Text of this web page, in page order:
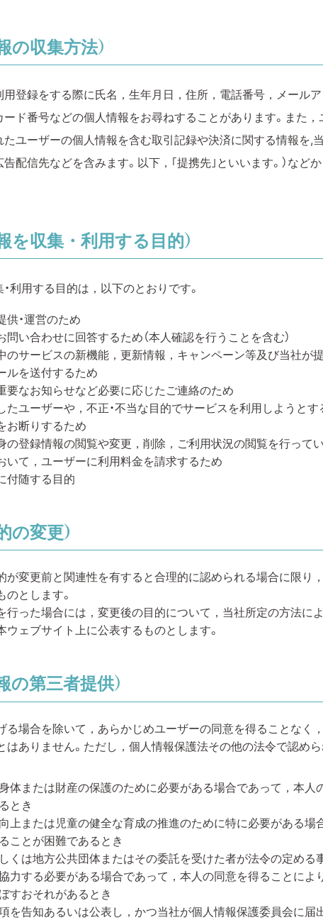
の収集方法）
登録をする際に氏名，生年月日，住所，電話番号，メール
ド番号などの個人情報をお尋ねすることがあります。また
ユーザーの個人情報を含む取引記録や決済に関する情報を,
配信先などを含みます。以下，｢提携先｣といいます。）など
を収集・利用する目的）
利用する目的は，以下のとおりです。
・運営のため
い合わせに回答するため（本人確認を行うことを含む）
のサービスの新機能，更新情報，キャンペーン等及び当社が
ルを送付するため
要なお知らせなど必要に応じたご連絡のため
たユーザーや，不正・不当な目的でサービスを利用しようと
お断りするため
の登録情報の閲覧や変更，削除，ご利用状況の閲覧を行って
いて，ユーザーに利用料金を請求するため
付随する目的
の変更）
が変更前と関連性を有すると合理的に認められる場合に限り
とします。
行った場合には，変更後の目的について，当社所定の方法に
ウェブサイト上に公表するものとします。
の第三者提供）
る場合を除いて，あらかじめユーザーの同意を得ることなく
はありません。ただし，個人情報保護法その他の法令で認め
体または財産の保護のために必要がある場合であって，本人
とき
上または児童の健全な育成の推進のために特に必要がある場
ことが困難であるとき
くは地方公共団体またはその委託を受けた者が法令の定める
力する必要がある場合であって，本人の同意を得ることによ
すおそれがあるとき
を告知あるいは公表し，かつ当社が個人情報保護委員会に届